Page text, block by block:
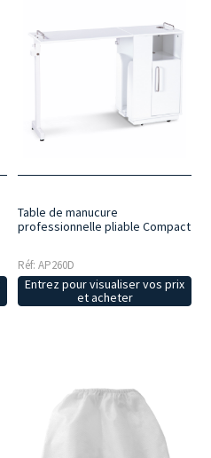
Table de manucure
professionnelle pliable Compact
Réf: AP260D
Entrez pour visualiser vos prix
et acheter